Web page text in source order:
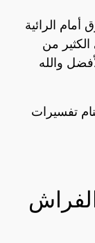
أمام الرائية
الكثير من
والله
تفسيرات